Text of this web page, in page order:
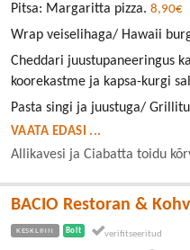
Pitsa: Margaritta pizza. 8,90€
Wrap veiselihaga/ Hawaii
Cheddari juustupaneeringus
koorekastme ja kapsa-kurgi
Pasta singi ja juustuga/
VAATA EDASI ...
Allikavesi ja Ciabatta toidu
BACIO Restoran &
KESKLINN Bolt